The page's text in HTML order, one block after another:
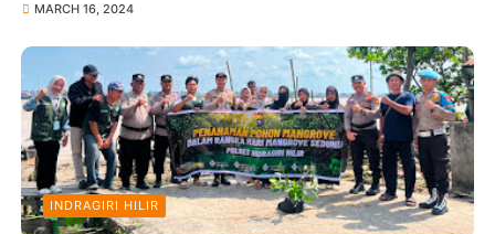
MARCH 16, 2024
INDRAGIRI HILIR